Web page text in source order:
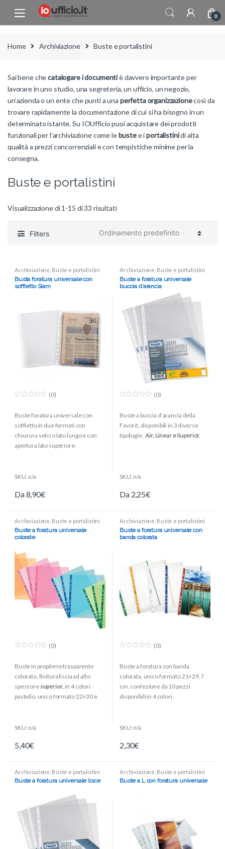
Skip to navigation
Skip to content
0
Home Archiviazione Buste e portalistini
Sai bene checatalogare i documentiè davvero importante per
lavorare in uno studio, una segreteria, un ufficio, un negozio,
un’azienda o un ente che punti a una perfetta organizzazionecosì da
trovare rapidamente la documentazione di cui si ha bisogno in un
determinato istante. Su IOUfficio puoi acquistare dei prodotti
funzionali per l’archiviazione come lebustee iportalistinidi alta
qualità a prezzi concorrenziali e con tempistiche minime per la
consegna.
Buste e portalistini
Visualizzazione di 1-15 di 33 risultati
Filters
Archiviazione Buste e portalistini
Busta foratura universale con
soffietto Siam
u
o
5
(0)
Buste foratura universale con
soffietto in due formati con
chiusura velcro lato lungo e con
apertura lato superiore.
SKU: n/a
Da8,90€
Archiviazione Buste e portalistini
Buste a foratura universale
buccia d’arancia
u
o
f
5
(0)
Buste a buccia d’arancia della
Favorit, disponibili in 3 diverse
tipologie:Air, Linear e Superior.
SKU: n/a
Da 2,25€
Archiviazione Buste e portalistini
Buste a foratura universale
colorate
u
o
5
(0)
Buste in propilene trasparente
colorato, finitura liscia ad alto
spessore superior, in 4 colori
pastello, unico formato 22×30 e
SKU: n/a
5,40€
Archiviazione Buste e portalistini
Buste a foratura universale con
banda colorata
u
o
5
(0)
Buste a foratura con banda
colorata, unico formato 21×29,7
cm, confezione da 10 pezzi
disponibili in 4 colori.
SKU: n/a
2,30€
Archiviazione Buste e portalistini
Buste a foratura universale lisce
Archiviazione Buste e portalistini
Buste a L con foratura universale